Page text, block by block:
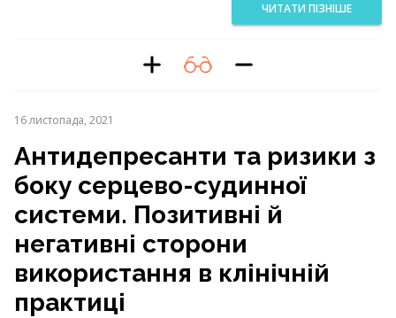
ЧИТАТИ ПІЗНІШЕ
16 листопада, 2021
Антидепресанти та ризики з
боку серцево-судинної
системи. Позитивні й
негативні сторони
використання в клінічній
практиці